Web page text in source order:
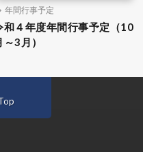
年間行事予定
和４年度年間行事予定（10
～3月）